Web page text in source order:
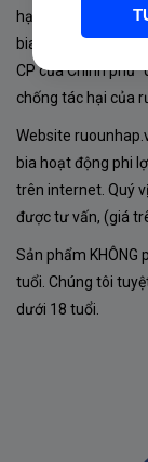
hại của rượu, bia”
bia theo hình thức
CP của Chính phủ
chống tác hại của
Website
bia hoạt động phi
trên internet. Quý
được tư vấn, (giá
Sản phẩm
tuổi. Chúng tôi
dưới 18 tuổi.